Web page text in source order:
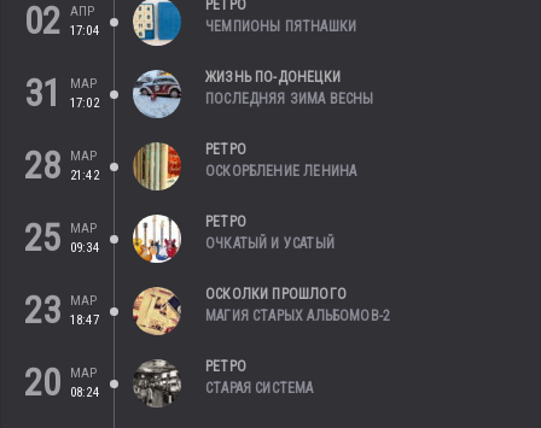
02
АПР
17:04
РЕТРО
ЧЕМПИОНЫ ПЯТНАШКИ
31
МАР
17:02
ЖИЗНЬ ПО-ДОНЕЦКИ
ПОСЛЕДНЯЯ ЗИМА ВЕСНЫ
28
МАР
21:42
РЕТРО
ОСКОРБЛЕНИЕ ЛЕНИНА
25
МАР
09:34
РЕТРО
ОЧКАТЫЙ И УСАТЫЙ
23
МАР
18:47
ОСКОЛКИ ПРОШЛОГО
МАГИЯ СТАРЫХ АЛЬБОМОВ-2
20
МАР
08:24
РЕТРО
СТАРАЯ СИСТЕМА